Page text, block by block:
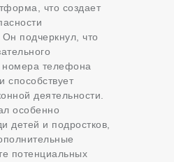
что создает
подчеркнул, что
номера телефона
способствует
деятельности.
особенно
детей и подростков,
потенциальных